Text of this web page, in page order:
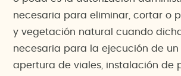
necesaria para eliminar, cortar o
y vegetación natural cuando
necesaria para la ejecución de un
apertura de viales, instalación de